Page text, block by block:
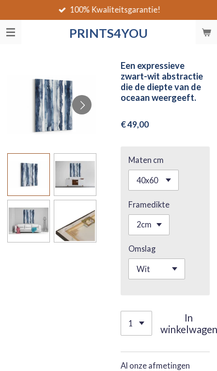
direct
naar
PRINTS4YOU
100% Kwaliteitsgarantie!
Een expressieve
zwart-wit abstractie
die de diepte van de
oceaan weergeeft.
€ 49,00
Maten cm
Framedikte
Omslag
In
winkelwagen
Al onze afmetingen